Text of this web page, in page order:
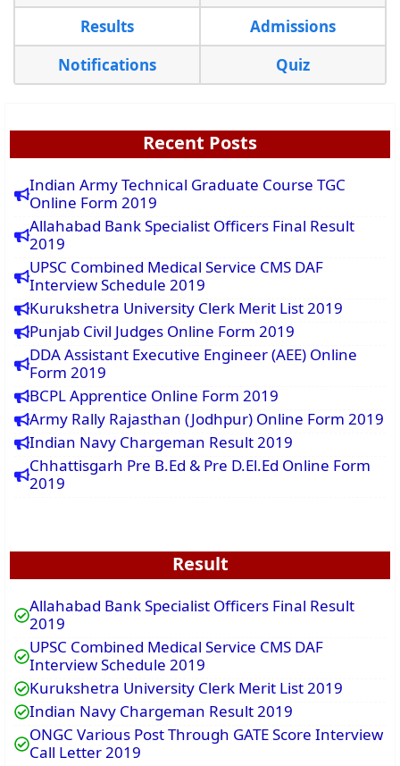
Results
Admissions
Notifications
Quiz
Recent Posts
Indian Army Technical Graduate Course TGC
Online Form 2019
Allahabad Bank Specialist Officers Final Result
2019
UPSC Combined Medical Service CMS DAF
Interview Schedule 2019
Kurukshetra University Clerk Merit List 2019
Punjab Civil Judges Online Form 2019
DDA Assistant Executive Engineer (AEE) Online
Form 2019
BCPL Apprentice Online Form 2019
Army Rally Rajasthan (Jodhpur) Online Form 2019
Indian Navy Chargeman Result 2019
Chhattisgarh Pre B.Ed & Pre D.El.Ed Online Form
2019
Result
Allahabad Bank Specialist Officers Final Result
2019
UPSC Combined Medical Service CMS DAF
Interview Schedule 2019
Kurukshetra University Clerk Merit List 2019
Indian Navy Chargeman Result 2019
ONGC Various Post Through GATE Score Interview
Call Letter 2019